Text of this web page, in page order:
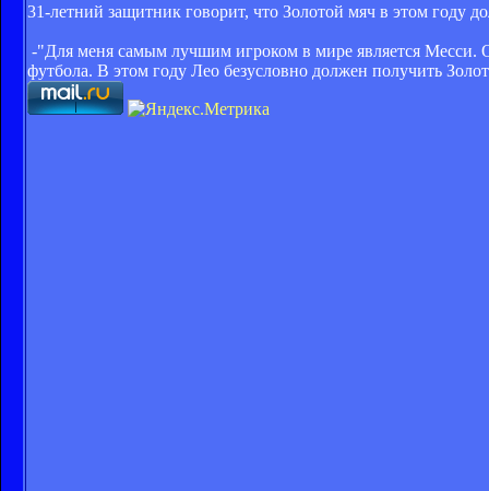
31-летний защитник говорит, что Золотой мяч в этом году
-"Для меня самым лучшим игроком в мире является Месси.
футбола. В этом году Лео безусловно должен получить